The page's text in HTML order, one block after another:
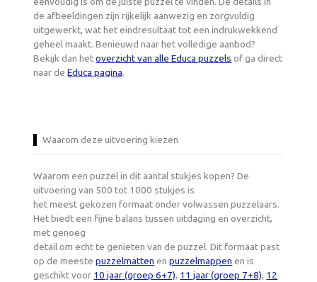
de afbeeldingen zijn rijkelijk aanwezig en zorgvuldig
uitgewerkt, wat het eindresultaat tot een indrukwekkend
geheel maakt. Benieuwd naar het volledige aanbod?
Bekijk dan hetoverzicht van alle Educa puzzels of ga direct
naar deEduca pagina.
Waarom deze uitvoering kiezen
Waarom een puzzel in dit aantal stukjes kopen? De
uitvoering van 500 tot 1000 stukjes is
het meest gekozen formaat onder volwassen puzzelaars.
Het biedt een fijne balans tussen uitdaging en overzicht,
met genoeg
detail om echt te genieten van de puzzel. Dit formaat past
op de meestepuzzelmatten enpuzzelmappen en is
geschikt voor 10 jaar (groep 6+7), 11 jaar (groep 7+8), 12